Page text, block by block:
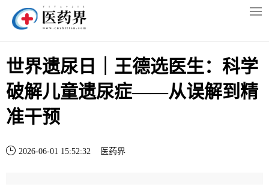
世界遗尿日｜王德选医生：科学
破解儿童遗尿症——从误解到精
准干预
2026-06-01 15:52:32 医药界